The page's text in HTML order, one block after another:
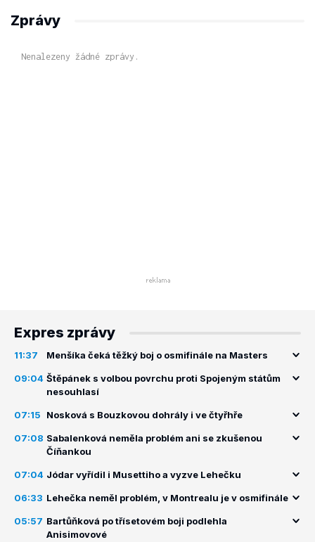
Zprávy
Nenalezeny žádné zprávy.
Expres zprávy
11:37 Menšíka čeká těžký boj o osmifinále na Masters
09:04 Štěpánek s volbou povrchu proti Spojeným státům
nesouhlasí
07:15 Nosková s Bouzkovou dohrály i ve čtyřhře
07:08 Sabalenková neměla problém ani se zkušenou
Číňankou
07:04 Jódar vyřídil i Musettiho a vyzve Lehečku
06:33 Lehečka neměl problém, v Montrealu je v osmifinále
05:57 Bartůňková po třísetovém boji podlehla
Anisimovové